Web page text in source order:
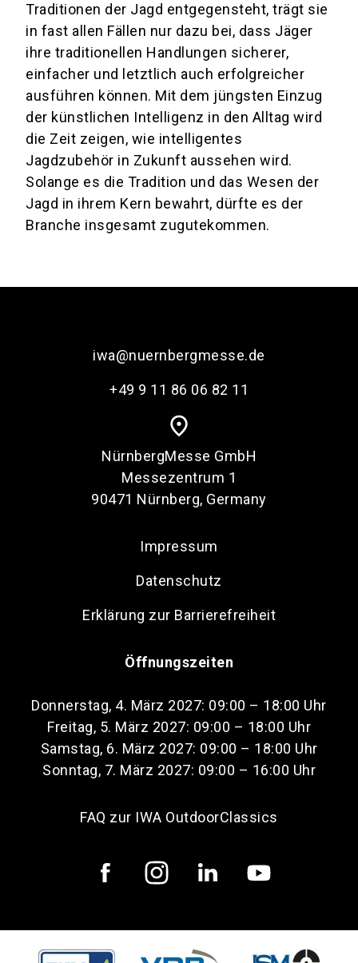
Traditionen der Jagd entgegensteht, trägt sie
in fast allen Fällen nur dazu bei, dass Jäger
ihre traditionellen Handlungen sicherer,
einfacher und letztlich auch erfolgreicher
ausführen können. Mit dem jüngsten Einzug
der künstlichen Intelligenz in den Alltag wird
die Zeit zeigen, wie intelligentes
Jagdzubehör in Zukunft aussehen wird.
Solange es die Tradition und das Wesen der
Jagd in ihrem Kern bewahrt, dürfte es der
Branche insgesamt zugutekommen.
iwa@nuernbergmesse.de
+49 9 11 86 06 82 11
place
NürnbergMesse GmbH
Messezentrum 1
90471 Nürnberg, Germany
Impressum
Datenschutz
Erklärung zur Barrierefreiheit
Öffnungszeiten
Donnerstag, 4. März 2027: 09:00 – 18:00 Uhr
Freitag, 5. März 2027: 09:00 – 18:00 Uhr
Samstag, 6. März 2027: 09:00 – 18:00 Uhr
Sonntag, 7. März 2027: 09:00 – 16:00 Uhr
FAQ zur IWA OutdoorClassics